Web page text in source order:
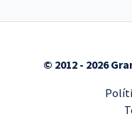
© 2012 - 2026